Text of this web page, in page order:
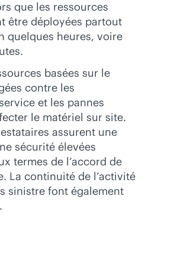
que les ressources
être déployées partout
quelques heures, voire
basées sur le
contre les
et les pannes
le matériel sur site.
assurent une
sécurité élevées
termes de l’accord de
La continuité de l’activité
sinistre font également